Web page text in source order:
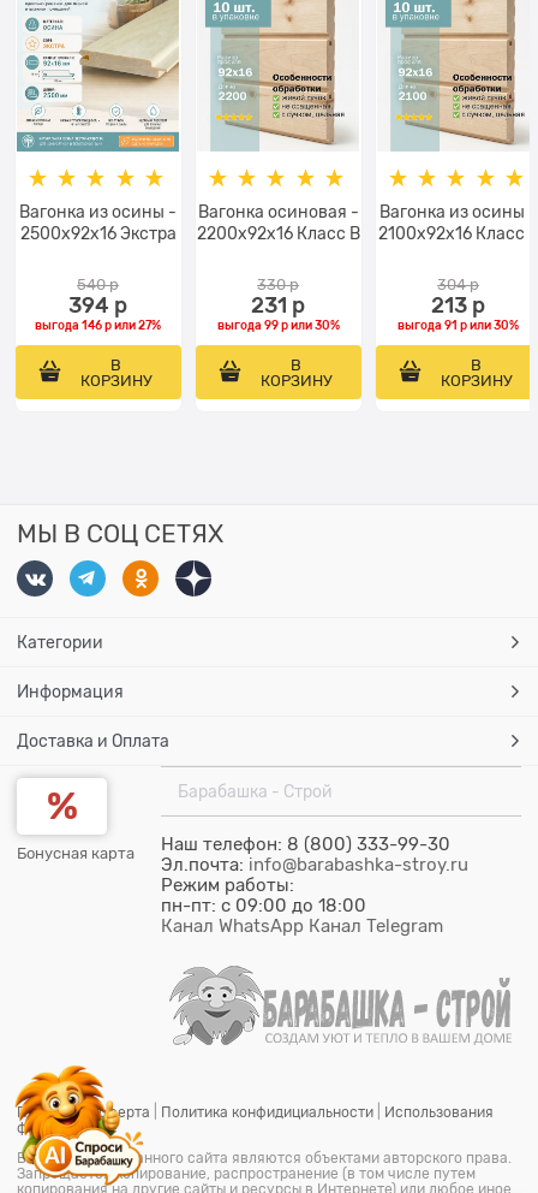
Вагонка из осины -
2500x92x16 Экстра
540 р
394 р
выгода146 рили27%
В
КОРЗИНУ
Вагонка осиновая -
2200x92x16 Класс В
330 р
231 р
выгода 99 рили30%
В
КОРЗИНУ
Вагонка из осины -
2100x92x16 Класс В
304 р
213 р
выгода91 рили30%
В
КОРЗИНУ
МЫ В СОЦ СЕТЯХ
Категории
Информация
Доставка и Оплата
Бонусная карта
Барабашка - Строй
Наш телефон: 8 (800) 333-99-30
Эл.почта: info@barabashka-stroy.ru
Режим работы:
пн-пт: c 09:00 до 18:00
Канал WhatsApp Канал Telegram
Публичная оферта Политика конфидициальности
Использования
файлов cookie
Все материалы данного сайта являются объектами авторского права.
Запрещается копирование, распространение (в том числе путем
копирования на другие сайты и ресурсы в Интернете) или любое иное